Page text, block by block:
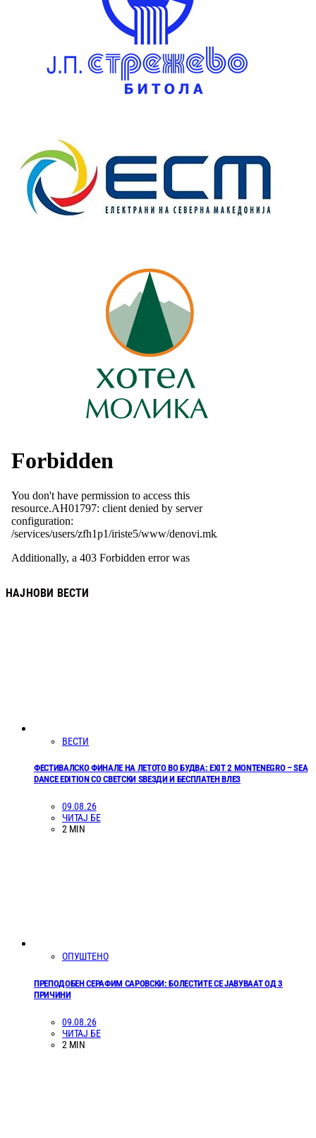
НАЈНОВИ ВЕСТИ
ВЕСТИ
ФЕСТИВАЛСКО ФИНАЛЕ НА ЛЕТОТО ВО БУДВА: EXIT 2 MONTENEGRO – SEA
DANCE EDITION СО СВЕТСКИ ЅВЕЗДИ И БЕСПЛАТЕН ВЛЕЗ
09.08.26
ЧИТАЈ БЕ
2 MIN
ОПУШТЕНО
ПРЕПОДОБЕН СЕРАФИМ САРОВСКИ: БОЛЕСТИТЕ СЕ ЈАВУВААТ ОД 3
ПРИЧИНИ
09.08.26
ЧИТАЈ БЕ
2 MIN